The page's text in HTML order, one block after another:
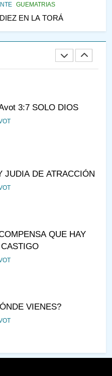
GUEMATRIAS
EN LA TORÁ
CON LA MUJER
DEL JUDAÍSMO
Y MATRIMONIO
3:7 SOLO DIOS
JUDIA DE ATRACCIÓN
QUE HAY
VIENES?
KEDOSHIM